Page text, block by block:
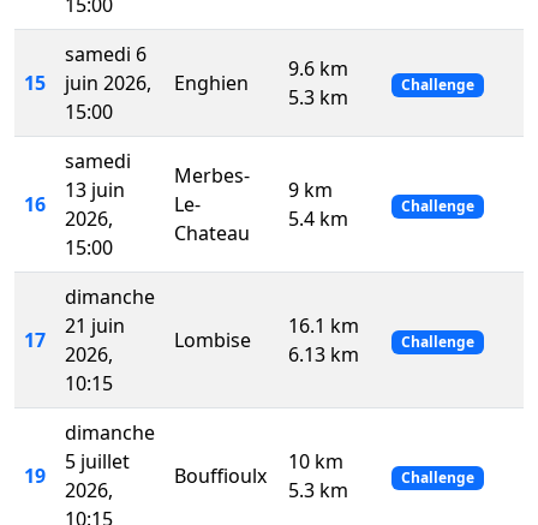
15
samedi 6
juin 2026,
15:00
Enghien
9.6 km
5.3 km
Challenge
16
samedi
13 juin
2026,
15:00
Merbes-
Le-
Chateau
9 km
5.4 km
Challenge
17
dimanche
21 juin
2026,
10:15
Lombise
16.1 km
6.13 km
Challenge
19
dimanche
5 juillet
2026,
10:15
Bouffioulx
10 km
5.3 km
Challenge